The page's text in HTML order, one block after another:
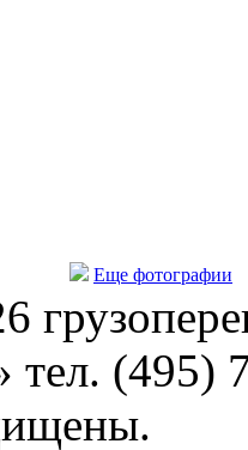
Еще фотографии
тел. (495)